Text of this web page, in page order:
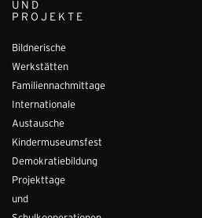
UND
PROJEKTE
Bildnerische
Werkstätten
Familiennachmittage
Internationale
Austausche
Kindermuseumsfest
Demokratiebildung
Projekttage
und